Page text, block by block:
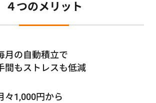
４つのメリット
月の自動積立で
間もストレスも低減
々1,000円から